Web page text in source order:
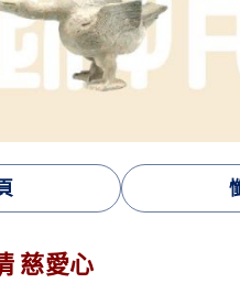
慈愛心